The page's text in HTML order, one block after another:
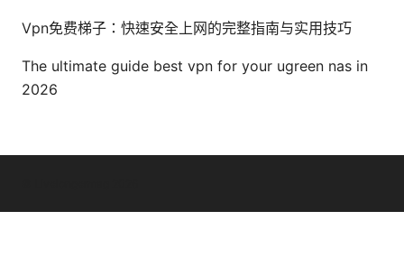
Vpn免费梯子：快速安全上网的完整指南与实用技巧
The ultimate guide best vpn for your ugreen nas in
2026